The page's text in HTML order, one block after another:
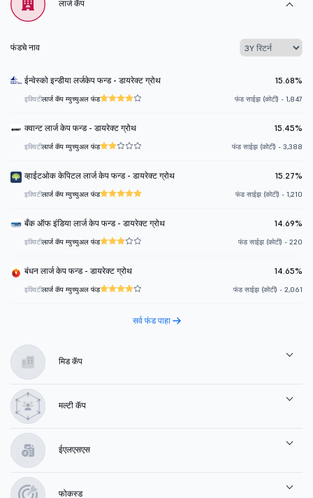
लार्ज कॅप
फंडचे नाव
ईन्वेस्को इन्डीया लर्जकेप फन्ड - डायरेक्ट ग्रोथ 15.68%
इक्विटीलार्ज कॅप म्युच्युअल फंड फंड साईझ (कोटी) - 1,847
क्वान्ट लार्ज केप फन्ड - डायरेक्ट ग्रोथ 15.45%
इक्विटीलार्ज कॅप म्युच्युअल फंड फंड साईझ (कोटी) - 3,388
व्हाईटओक केपिटल लार्ज केप फन्ड - डायरेक्ट ग्रोथ 15.27%
इक्विटीलार्ज कॅप म्युच्युअल फंड फंड साईझ (कोटी) - 1,210
बँक ऑफ इंडिया लार्ज केप फन्ड - डायरेक्ट ग्रोथ 14.69%
इक्विटीलार्ज कॅप म्युच्युअल फंड फंड साईझ (कोटी) - 220
बंधन लार्ज केप फन्ड - डायरेक्ट ग्रोथ 14.65%
इक्विटीलार्ज कॅप म्युच्युअल फंड फंड साईझ (कोटी) - 2,061
सर्व फंड पाहा
मिड कॅप
मल्टी कॅप
ईएलएसएस
फोकस्ड